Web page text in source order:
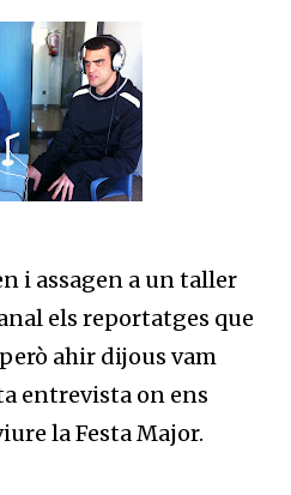
i assagen a un taller
els reportatges que
ahir dijous vam
entrevista on ens
la Festa Major.